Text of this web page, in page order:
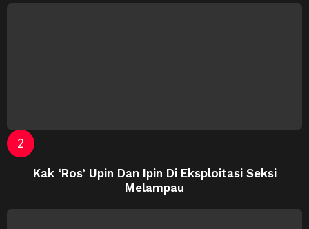
Kak ‘Ros’ Upin Dan Ipin Di Eksploitasi Seksi
Melampau